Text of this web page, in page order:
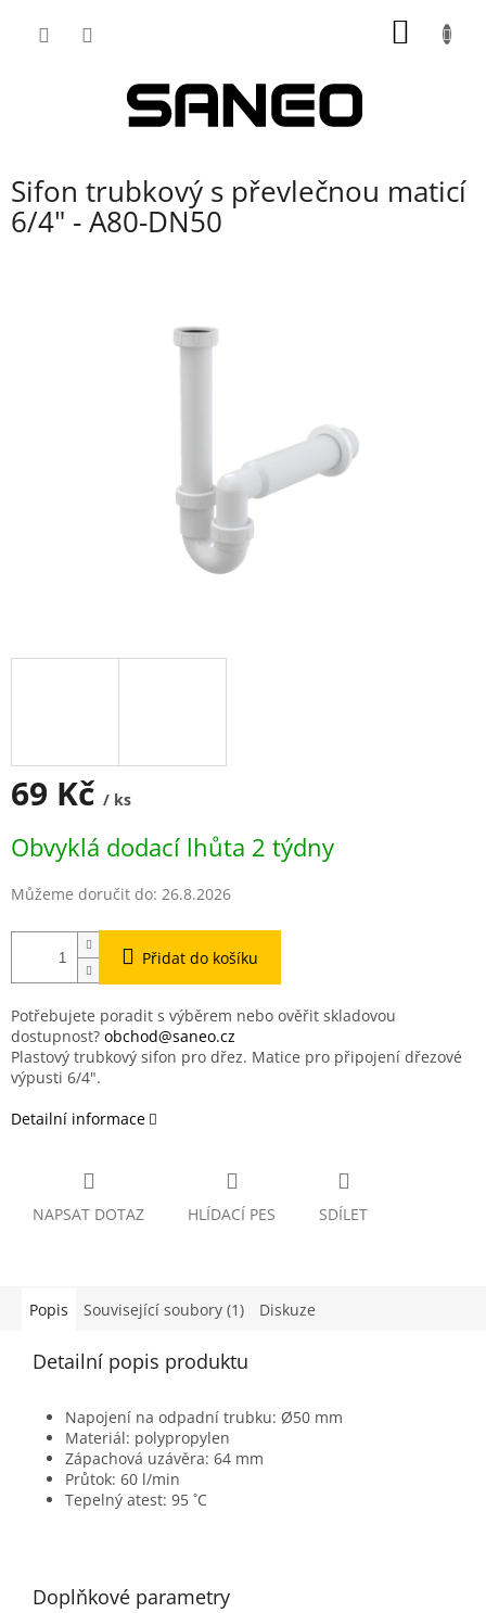
Sifon trubkový s převlečnou maticí
6/4" - A80-DN50
69 Kč / ks
cena:
Obvyklá dodací lhůta 2 týdny
Můžeme doručit do: 26.8.2026
Přidat do košíku
Potřebujete poradit s výběrem nebo ověřit skladovou
dostupnost? obchod@saneo.cz
Plastový trubkový sifon pro dřez. Matice pro připojení dřezové
výpusti 6/4".
Detailní informace
NAPSAT DOTAZ HLÍDACÍ PES SDÍLET
Popis Související soubory (1) Diskuze
Detailní popis produktu
Napojení na odpadní trubku: Ø50 mm
Materiál: polypropylen
Zápachová uzávěra: 64 mm
Průtok: 60 l/min
Tepelný atest: 95 ˚C
Doplňkové parametry